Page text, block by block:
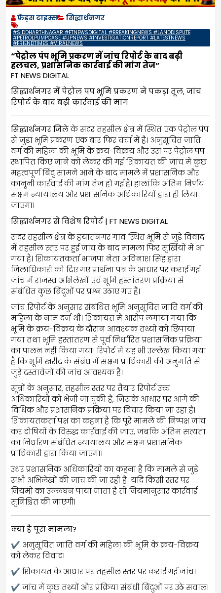
फ्रेंड्स टाइम्स सिद्धार्थनगर
#SIDDHARTHNAGAR #FTNEWSDIGITAL #BREAKINGNEWS #LANDDISPUTE
#PETROLPUMPCASE #UPNEWS #INVESTIGATIONREPORT #LATESTNEWS
#FRIENDTIMES #VIRALNEWS
“पेट्रोल पंप भूमि प्रकरण में जांच रिपोर्ट के बाद बढ़ी
हलचल, प्रशासनिक कार्रवाई की मांग तेज”
FT NEWS DIGITAL
सिद्धार्थनगर में पेट्रोल पंप भूमि प्रकरण ने पकड़ा तूल, जांच
रिपोर्ट के बाद बढ़ी कार्रवाई की मांग
सिद्धार्थनगर जिलेके सदर तहसील क्षेत्र में स्थित एक पेट्रोल पंप
से जुड़ा भूमि प्रकरण एक बार फिर चर्चा में है। अनुसूचित जाति
वर्ग की महिला की भूमि के क्रय-विक्रय और उस पर पेट्रोल पंप
स्थापित किए जाने को लेकर की गई शिकायत की जांच में कुछ
महत्वपूर्ण बिंदु सामने आने के बाद मामले में प्रशासनिक और
कानूनी कार्रवाई की मांग तेज हो गई है। हालांकि अंतिम निर्णय
सक्षम न्यायालय और प्रशासनिक अधिकारियों द्वारा ही लिया
जाएगा।
सिद्धार्थनगर से विशेष रिपोर्ट | FT NEWS DIGITAL
सदर तहसील क्षेत्र के हयातनगर गांव स्थित भूमि से जुड़े विवाद
में तहसील स्तर पर हुई जांच के बाद मामला फिर सुर्खियों में आ
गया है। शिकायतकर्ता भाजपा नेता अविनाश सिंह द्वारा
जिलाधिकारी को दिए गए प्रार्थना पत्र के आधार पर कराई गई
जांच में राजस्व अभिलेखों एवं भूमि हस्तांतरण प्रक्रिया से
संबंधित कुछ बिंदुओं पर प्रश्न उठाए गए हैं।
जांच रिपोर्ट के अनुसार संबंधित भूमि अनुसूचित जाति वर्ग की
महिला के नाम दर्ज थी। शिकायत में आरोप लगाया गया कि
भूमि के क्रय-विक्रय के दौरान आवश्यक तथ्यों को छिपाया
गया तथा भूमि हस्तांतरण से पूर्व निर्धारित प्रशासनिक प्रक्रिया
का पालन नहीं किया गया। रिपोर्ट में यह भी उल्लेख किया गया
है कि भूमि खरीद के संबंध में सक्षम प्राधिकारी की अनुमति से
जुड़े दस्तावेजों की जांच आवश्यक है।
सूत्रों के अनुसार, तहसील स्तर पर तैयार रिपोर्ट उच्च
अधिकारियों को भेजी जा चुकी है, जिसके आधार पर आगे की
विधिक और प्रशासनिक प्रक्रिया पर विचार किया जा रहा है।
शिकायतकर्ता पक्ष का कहना है कि पूरे मामले की निष्पक्ष जांच
कर दोषियों के विरुद्ध कार्रवाई की जाए, जबकि अंतिम सत्यता
का निर्धारण संबंधित न्यायालय और सक्षम प्रशासनिक
प्राधिकारी द्वारा किया जाएगा।
उधर प्रशासनिक अधिकारियों का कहना है कि मामले से जुड़े
सभी अभिलेखों की जांच की जा रही है। यदि किसी स्तर पर
नियमों का उल्लंघन पाया जाता है तो नियमानुसार कार्रवाई
सुनिश्चित की जाएगी।
क्या है पूरा मामला?
✔ अनुसूचित जाति वर्ग की महिला की भूमि के क्रय-विक्रय
को लेकर विवाद।
✔ शिकायत के आधार पर तहसील स्तर पर कराई गई जांच।
✔ जांच में कुछ तथ्यों और प्रक्रिया संबंधी बिंदुओं पर उठे सवाल।